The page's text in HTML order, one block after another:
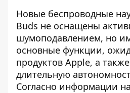
Новые беспроводные
Buds не оснащены
шумоподавлением, но
основные функции,
продуктов Apple, а
длительную
Согласно информации